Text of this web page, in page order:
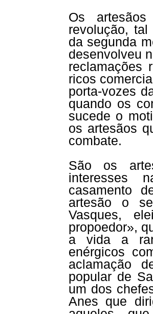
Os
revolução,
da segunda
desenvolveu
reclamações
ricos
porta-vozes
quando os
sucede o
os artesãos
combate.
São os
interesses
casamento
artesão o
Vasques,
propoedor»,
a vida a
enérgicos
aclamação
popular de
um dos
Anes que